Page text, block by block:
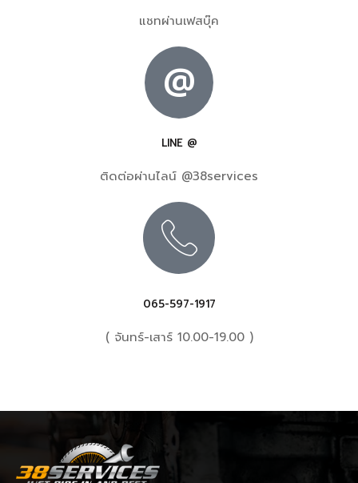
แชทผ่านเฟสบุ๊ค
@
LINE @
ติดต่อผ่านไลน์ @38services
065-597-1917
( จันทร์-เสาร์ 10.00-19.00 )